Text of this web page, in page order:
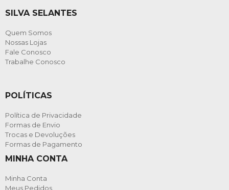
SILVA SELANTES
Quem Somos
Nossas Lojas
Fale Conosco
Trabalhe Conosco
POLÍTICAS
Política de Privacidade
Formas de Envio
Trocas e Devoluções
Formas de Pagamento
MINHA CONTA
Minha Conta
Meus Pedidos